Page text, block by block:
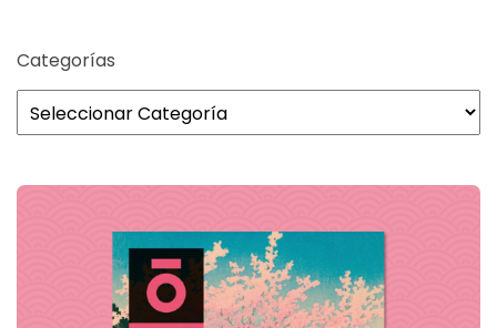
Categorías